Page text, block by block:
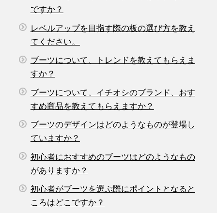
ですか？
レベルアップを目指す際の板の選び方を教え
てください。
ブーツについて、トレンドを教えてもらえま
すか？
ブーツについて、イチオシのブランド、おす
すめ商品を教えてもらえますか？
ブーツのデザインはどのようなものが登場し
ていますか？
初心者におすすめのブーツはどのようなもの
がありますか？
初心者がブーツを選ぶ際にポイントとなると
ころはどこですか？